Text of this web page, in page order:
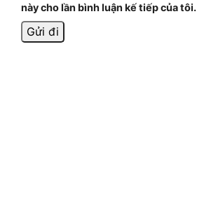
này cho lần bình luận kế tiếp của tôi.